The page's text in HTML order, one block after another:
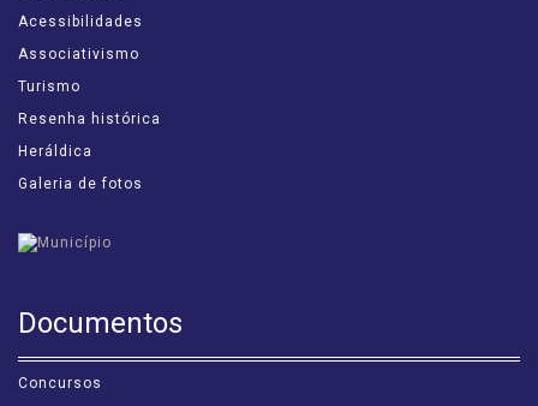
Acessibilidades
Associativismo
Turismo
Resenha histórica
Heráldica
Galeria de fotos
Documentos
Concursos